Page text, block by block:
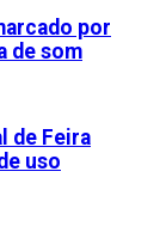
por
de som
de Feira
uso